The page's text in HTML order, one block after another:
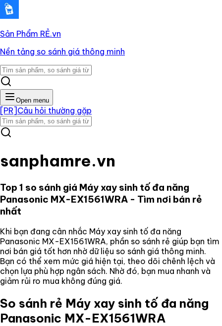
Sản Phẩm RẺ.vn
Nền tảng so sánh giá thông minh
Open menu
[PR] Câu hỏi thường gặp
sanphamre.vn
Top 1 so sánh giá Máy xay sinh tố đa năng
Panasonic MX-EX1561WRA - Tìm nơi bán rẻ
nhất
Khi bạn đang cân nhắc Máy xay sinh tố đa năng
Panasonic MX-EX1561WRA, phần so sánh rẻ giúp bạn tìm
nơi bán giá tốt hơn nhờ dữ liệu so sánh giá thông minh.
Bạn có thể xem mức giá hiện tại, theo dõi chênh lệch và
chọn lựa phù hợp ngân sách. Nhờ đó, bạn mua nhanh và
giảm rủi ro mua không đúng giá.
So sánh rẻ Máy xay sinh tố đa năng
Panasonic MX-EX1561WRA